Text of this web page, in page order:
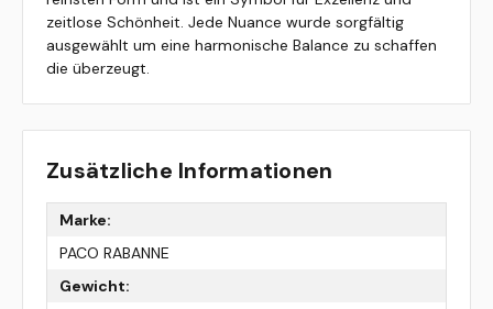
zeitlose Schönheit. Jede Nuance wurde sorgfältig
ausgewählt um eine harmonische Balance zu schaffen
die überzeugt.
Zusätzliche Informationen
Marke:
PACO RABANNE
Gewicht: